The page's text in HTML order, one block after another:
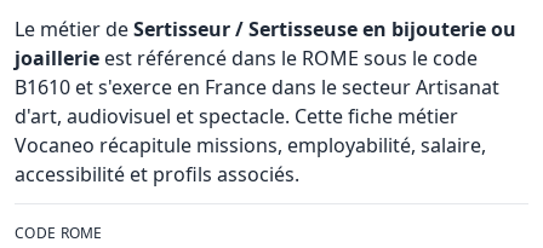
Le métier deSertisseur / Sertisseuse en bijouterie ou
joaillerie est référencé dans le ROME sous le code
B1610 et s'exerce en France dans le secteur Artisanat
d'art, audiovisuel et spectacle. Cette fiche métier
Vocaneo récapitule missions, employabilité, salaire,
accessibilité et profils associés.
CODE ROME